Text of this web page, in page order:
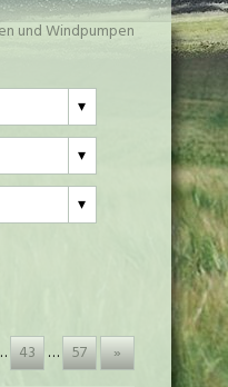
und Windpumpen
43 … 57
»